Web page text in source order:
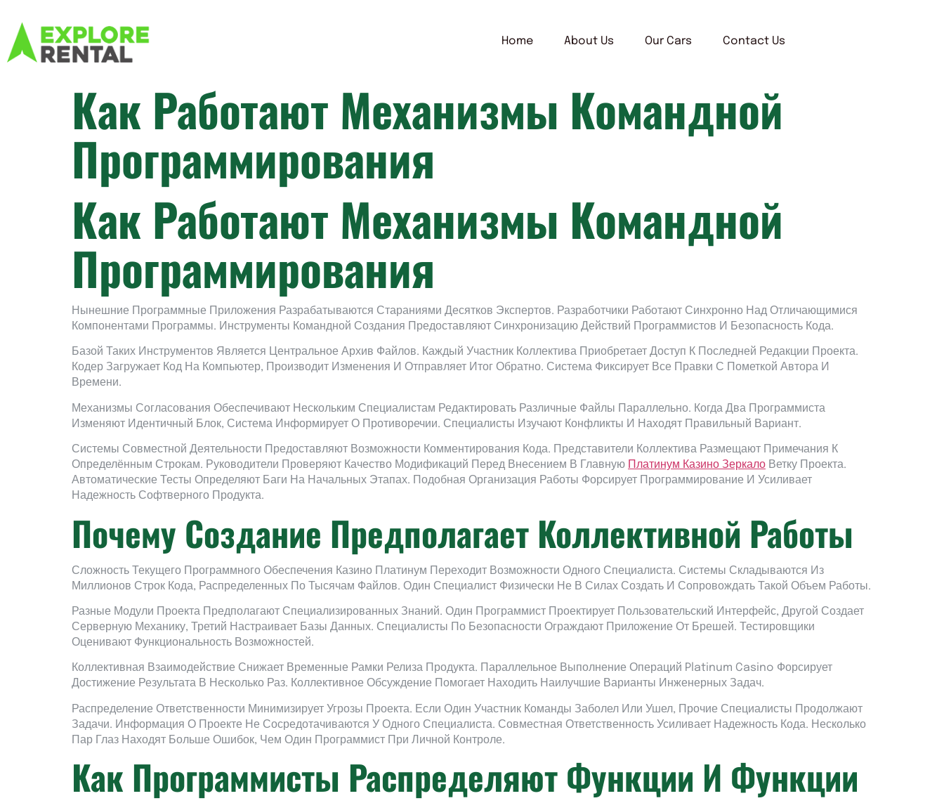
Home About Us Our Cars Contact Us
Как Работают Механизмы Командной
Программирования
Как Работают Механизмы Командной
Программирования
Нынешние Программные Приложения Разрабатываются Стараниями Десятков Экспертов. Разработчики Работают Синхронно Над Отличающимися
Компонентами Программы. Инструменты Командной Создания Предоставляют Синхронизацию Действий Программистов И Безопасность Кода.
Базой Таких Инструментов Является Центральное Архив Файлов. Каждый Участник Коллектива Приобретает Доступ К Последней Редакции Проекта.
Кодер Загружает Код На Компьютер, Производит Изменения И Отправляет Итог Обратно. Система Фиксирует Все Правки С Пометкой Автора И
Времени.
Механизмы Согласования Обеспечивают Нескольким Специалистам Редактировать Различные Файлы Параллельно. Когда Два Программиста
Изменяют Идентичный Блок, Система Информирует О Противоречии. Специалисты Изучают Конфликты И Находят Правильный Вариант.
Системы Совместной Деятельности Предоставляют Возможности Комментирования Кода. Представители Коллектива Размещают Примечания К
Определённым Строкам. Руководители Проверяют Качество Модификаций Перед Внесением В Главную Платинум Казино Зеркало Ветку Проекта.
Автоматические Тесты Определяют Баги На Начальных Этапах. Подобная Организация Работы Форсирует Программирование И Усиливает
Надежность Софтверного Продукта.
Почему Создание Предполагает Коллективной Работы
Сложность Текущего Программного Обеспечения Казино Платинум Переходит Возможности Одного Специалиста. Системы Складываются Из
Миллионов Строк Кода, Распределенных По Тысячам Файлов. Один Специалист Физически Не В Силах Создать И Сопровождать Такой Объем Работы.
Разные Модули Проекта Предполагают Специализированных Знаний. Один Программист Проектирует Пользовательский Интерфейс, Другой Создает
Серверную Механику, Третий Настраивает Базы Данных. Специалисты По Безопасности Ограждают Приложение От Брешей. Тестировщики
Оценивают Функциональность Возможностей.
Коллективная Взаимодействие Снижает Временные Рамки Релиза Продукта. Параллельное Выполнение Операций Platinum Casino Форсирует
Достижение Результата В Несколько Раз. Коллективное Обсуждение Помогает Находить Наилучшие Варианты Инженерных Задач.
Распределение Ответственности Минимизирует Угрозы Проекта. Если Один Участник Команды Заболел Или Ушел, Прочие Специалисты Продолжают
Задачи. Информация О Проекте Не Сосредотачиваются У Одного Специалиста. Совместная Ответственность Усиливает Надежность Кода. Несколько
Пар Глаз Находят Больше Ошибок, Чем Один Программист При Личной Контроле.
Как Программисты Распределяют Функции И Функции